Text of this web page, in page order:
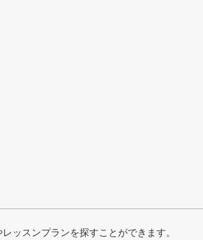
ッスンプランを探すことができます。